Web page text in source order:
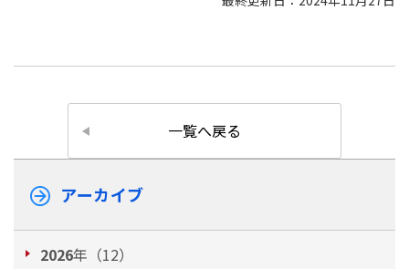
一覧へ戻る
アーカイブ
2026年（12）